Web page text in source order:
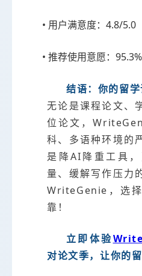
• 用户满意度：4.8/5.0
• 推荐使用意愿：95.3%
结语：你的留
无论是课程论文、
位论文，
科、多语种环境的
是降AI降重工具
量、缓解写作压力
WriteGenie，选
靠！
立即体验
对论文季，让你的